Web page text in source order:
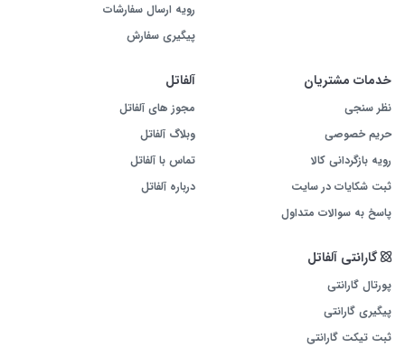
رویه ارسال سفارشات
پیگیری سفارش
خدمات مشتریان
نظر سنجی
حریم خصوصی
رویه بازگردانی کالا
ثبت شکایات در سایت
پاسخ به سوالات متداول
آلفاتل
مجوز های آلفاتل
وبلاگ آلفاتل
تماس با آلفاتل
درباره آلفاتل
گارانتی آلفاتل
پورتال گارانتی
پیگیری گارانتی
ثبت تیکت گارانتی